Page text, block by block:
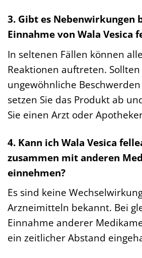
3. Gibt es Nebenwirkungen
Einnahme von Wala Vesica
In seltenen Fällen können
Reaktionen auftreten. Sollten
ungewöhnliche
setzen Sie das Produkt ab
Sie einen Arzt oder
4. Kann ich Wala Vesica
zusammen mit anderen
einnehmen?
Es sind keine
Arzneimitteln bekannt. Bei
Einnahme anderer
ein zeitlicher Abstand